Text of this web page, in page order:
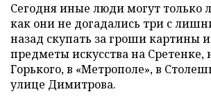
Сегодня иные люди могут только
как они не догадались три с
назад скупать за гроши картины
предметы искусства на Сретенке,
Горького, в «Метрополе», в
улице Димитрова.